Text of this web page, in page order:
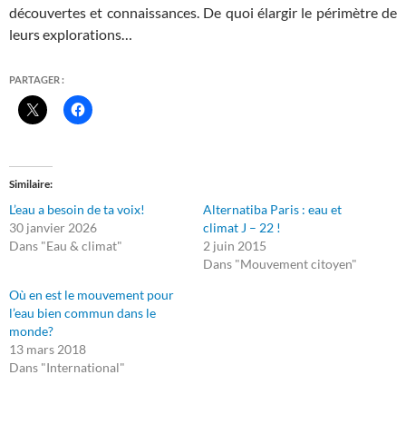
découvertes et connaissances. De quoi élargir le périmètre de
leurs explorations…
PARTAGER :
Similaire
L’eau a besoin de ta voix!
30 janvier 2026
Dans "Eau & climat"
Alternatiba Paris : eau et
climat J – 22 !
2 juin 2015
Dans "Mouvement citoyen"
Où en est le mouvement pour
l’eau bien commun dans le
monde?
13 mars 2018
Dans "International"